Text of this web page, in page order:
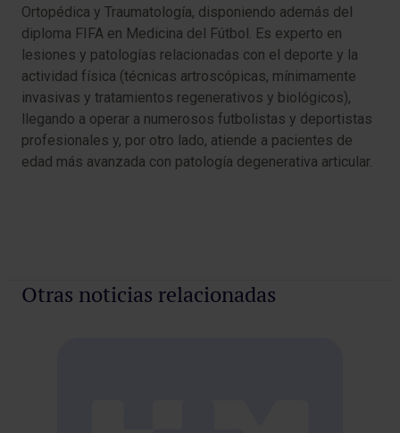
Ortopédica y Traumatología, disponiendo además del
diploma FIFA en Medicina del Fútbol. Es experto en
lesiones y patologías relacionadas con el deporte y la
actividad física (técnicas artroscópicas, mínimamente
invasivas y tratamientos regenerativos y biológicos),
llegando a operar a numerosos futbolistas y deportistas
profesionales y, por otro lado, atiende a pacientes de
edad más avanzada con patología degenerativa articular.
Otras noticias relacionadas